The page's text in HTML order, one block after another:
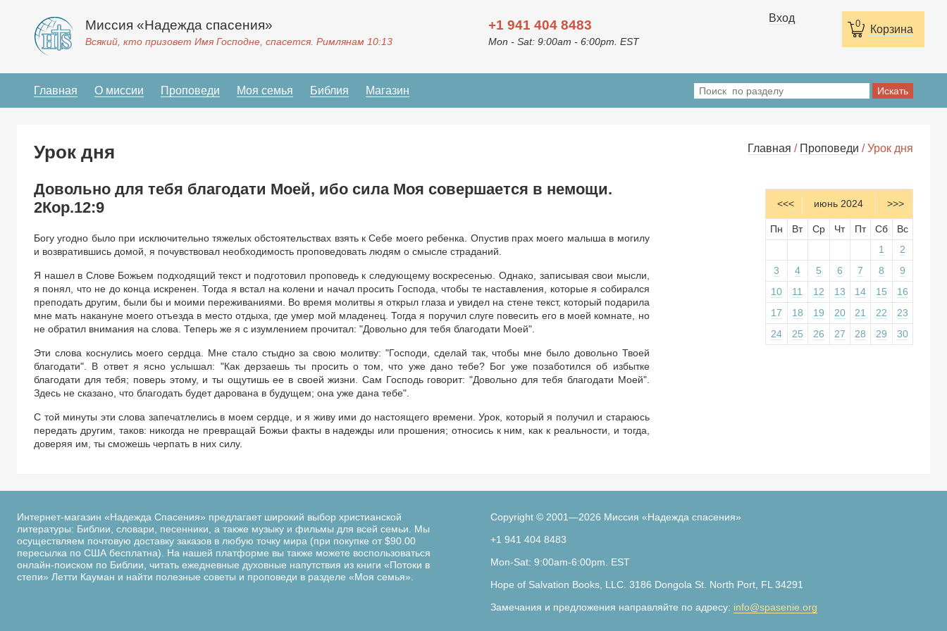
0 Корзина
Миссия «Надежда спасения»
Всякий, кто призовет Имя Господне, спасется. Римлянам 10:13
+1 941 404 8483
Mon - Sat: 9:00am - 6:00pm. EST
Вход
Главная О миссии Проповеди Моя семья Библия Магазин
Главная / Проповеди / Урок дня
Урок дня
Довольно для тебя благодати Моей, ибо сила Моя совершается в немощи.
2Кор.12:9
Богу угодно было при исключительно тяжелых обстоятельствах взять к Себе моего ребенка. Опустив прах моего малыша в могилу
и возвратившись домой, я почувствовал необходимость проповедовать людям о смысле страданий.
Я нашел в Слове Божьем подходящий текст и подготовил проповедь к следующему воскресенью. Однако, записывая свои мысли,
я понял, что не до конца искренен. Тогда я встал на колени и начал просить Господа, чтобы те наставления, которые я собирался
преподать другим, были бы и моими переживаниями. Во время молитвы я открыл глаза и увидел на стене текст, который подарила
мне мать накануне моего отъезда в место отдыха, где умер мой младенец. Тогда я поручил слуге повесить его в моей комнате, но
не обратил внимания на слова. Теперь же я с изумлением прочитал: "Довольно для тебя благодати Моей".
Эти слова коснулись моего сердца. Мне стало стыдно за свою молитву: "Господи, сделай так, чтобы мне было довольно Твоей
благодати". В ответ я ясно услышал: "Как дерзаешь ты просить о том, что уже дано тебе? Бог уже позаботился об избытке
благодати для тебя; поверь этому, и ты ощутишь ее в своей жизни. Сам Господь говорит: "Довольно для тебя благодати Моей".
Здесь не сказано, что благодать будет дарована в будущем; она уже дана тебе".
С той минуты эти слова запечатлелись в моем сердце, и я живу ими до настоящего времени. Урок, который я получил и стараюсь
передать другим, таков: никогда не превращай Божьи факты в надежды или прошения; относись к ним, как к реальности, и тогда,
доверяя им, ты сможешь черпать в них силу.
<<< июнь 2024 >>>
Пн Вт Ср Чт Пт Сб
Вс
1
2
3
4 5 6 7 8
9
10
11 12 13 14 15
16
17
18 19 20 21 22
23
24
25 26 27 28 29 30
Интернет-магазин «Надежда Спасения» предлагает широкий выбор христианской
литературы: Библии, словари, песенники, а также музыку и фильмы для всей семьи. Мы
осуществляем почтовую доставку заказов в любую точку мира (при покупке от $90.00
пересылка по США бесплатна). На нашей платформе вы также можете воспользоваться
онлайн-поиском по Библии, читать ежедневные духовные напутствия из книги «Потоки в
степи» Летти Кауман и найти полезные советы и проповеди в разделе «Моя семья».
Copyright © 2001—2026 Миссия «Надежда спасения»
+1 941 404 8483
Mon-Sat: 9:00am-6:00pm. EST
Hope of Salvation Books, LLC. 3186 Dongola St. North Port, FL 34291
Замечания и предложения направляйте по адресу: info@spasenie.org